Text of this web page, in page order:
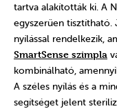
tartva alakították ki. A
egyszerűen tisztítható.
nyílással rendelkezik,
SmartSense szimpla
kombinálható,
A széles nyílás és a
segítséget jelent